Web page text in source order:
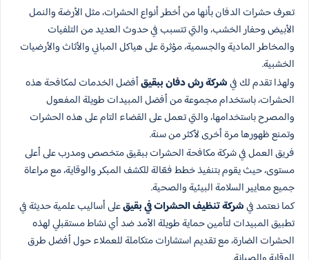
تعرف حشرات الدفان بأنها من أخطر أنواع الحشرات، مثل الأرضة والنمل
الأبيض وحفار الخشب، والتي تتسبب في حدوث العديد من التلفيات
والمخاطر المادية والجسمية، مؤثرة على هياكل المباني والأثاث والأرضيات
الخشبية.
ولهذا تقدم لك فيشركة رش دفان ببقيقأفضل الخدمات لمكافحة هذه
الحشرات، باستخدام مجموعة من أفضل المبيدات طويلة المفعول
والمصرح باستخدامها، والتي تعمل على القضاء التام على هذه الحشرات
وتمنع ظهورها مرة أخرى لأكثر من سنة.
فريق العمل في شركة مكافحة الحشرات​ ببقيق متخصص ومدرب على أعلى
مستوى، حيث يقوم بتنفيذ خطط فعّالة للكشف المبكر والوقاية، مع مراعاة
جميع معايير السلامة البيئية والصحية.
كما نعتمد فيشركة تنظيف الحشرات​ في بقيقعلى أساليب علمية حديثة في
تطبيق المبيدات لتأمين حماية طويلة الأمد ضد أي نشاط مستقبلي لهذه
الحشرات الضارة، مع تقديم استشارات متكاملة للعملاء حول أفضل طرق